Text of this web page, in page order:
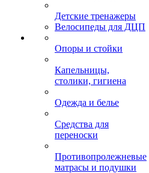
Детские тренажеры
Велосипеды для ДЦП
Опоры и стойки
Капельницы,
столики, гигиена
Одежда и белье
Средства для
переноски
Противопролежневые
матрасы и подушки